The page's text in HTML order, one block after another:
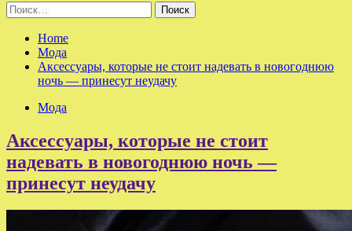
Найти:
Home
Мода
Аксессуары, которые не стоит надевать в новогоднюю
ночь — принесут неудачу
Мода
Аксессуары, которые не стоит
надевать в новогоднюю ночь —
принесут неудачу